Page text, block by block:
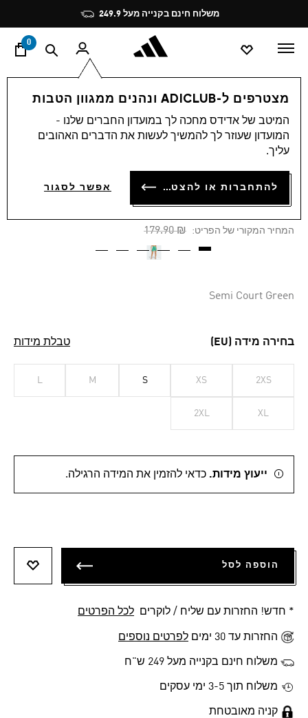
Pause
promotion
rotation
משלוח חינם בקנייה מעל 249.9
0
מצטרפים ל-ADICLUB ונהנים ממגוון הטבות
המיטב של אדידס מחכה לך במועדון החברים שלנו -
המועדון שעוזר לך להמשיך לעשות את הדברים האהובים
עליך.
להתחברות או להצטרפות אפשר לסגור
50
4.7 (50)
ESSENTIALS
המחיר המקורי של הפריט: Price reduced from
₪ 179.90
to
Semi Court Green
בחירה מידה (EU) טבלת מידות
2XS
XS
S
M
L
XL
2XL
ייעוץ מידות. כדאי להזמין את המידה הרגילה.
הוספה לסל
* חדש! החזרות עם שליח / לוקרים לכל הפרטים
החזרות עד 30 ימים לפרטים נוספים
משלוח חינם בקנייה מעל 249 ש"ח
משלוח תוך 3-5 ימי עסקים
קניה מאובטחת